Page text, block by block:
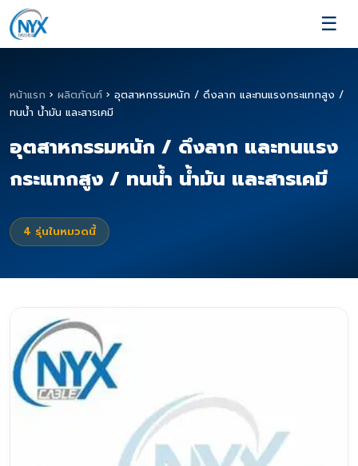
☰
หน้าแรก › ผลิตภัณฑ์ › อุตสาหกรรมหนัก / ดึงลาก และทนแรงกระแทกสูง /
ทนน้ำ น้ำมัน และสารเคมี
อุตสาหกรรมหนัก / ดึงลาก และทนแรง
กระแทกสูง / ทนน้ำ น้ำมัน และสารเคมี
4 รุ่นในหมวดนี้